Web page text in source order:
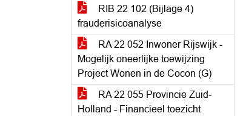
RIB 22 102 (Bijlage 4)
frauderisicoanalyse
RA 22 052 Inwoner Rijswijk -
Mogelijk oneerlijke toewijzing
Project Wonen in de Cocon (G)
RA 22 055 Provincie Zuid-
Holland - Financieel toezicht